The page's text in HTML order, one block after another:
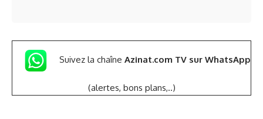
Suivez la chaîne Azinat.com TV sur WhatsApp
(alertes, bons plans,..)